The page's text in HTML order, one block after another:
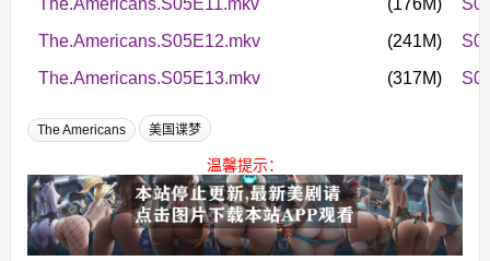
The.Americans.S05E11.mkv
(176M)
The.Americans.S05E12.mkv
(241M)
The.Americans.S05E13.mkv
(317M)
The Americans 美国谍梦
温馨提示：